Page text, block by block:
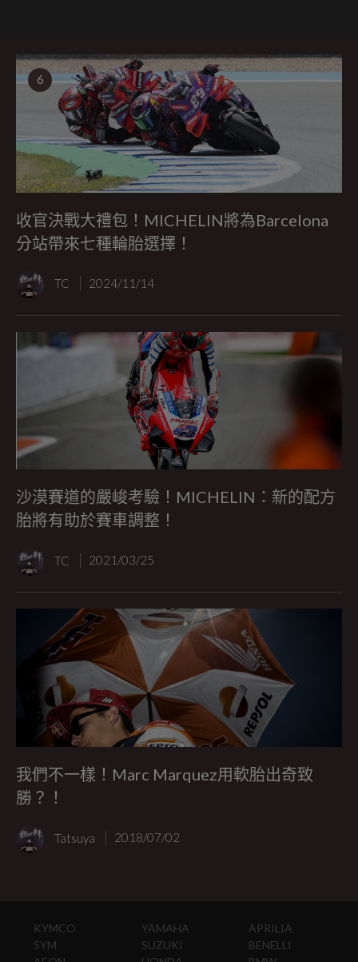
6
收官決戰大禮包！MICHELIN將為Barcelona
分站帶來七種輪胎選擇！
TC 2024/11/14
沙漠賽道的嚴峻考驗！MICHELIN：新的配方
胎將有助於賽車調整！
TC 2021/03/25
我們不一樣！Marc Marquez用軟胎出奇致
勝？！
Tatsuya 2018/07/02
KYMCO
SYM
YAMAHA
SUZUKI
APRILIA
BENELLI